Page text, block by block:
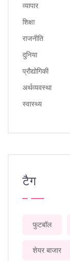
व्यापार
शिक्षा
राजनीति
दुनिया
प्रौद्योगिकी
अर्थव्यवस्था
स्वास्थ्य
टैग
फुटबॉल
शेयर बाजार